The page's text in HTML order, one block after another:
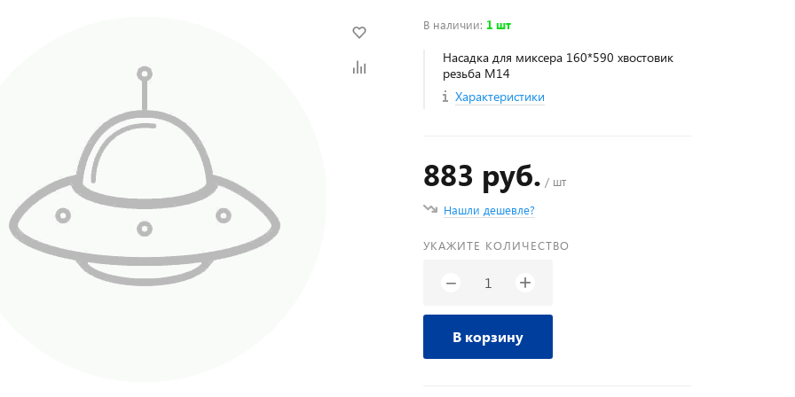
В наличии: 1 шт
Насадка для миксера 160*590 хвостовик
резьба М14
Характеристики
883 руб. / шт
Нашли дешевле?
УКАЖИТЕ КОЛИЧЕСТВО
− +
В корзину